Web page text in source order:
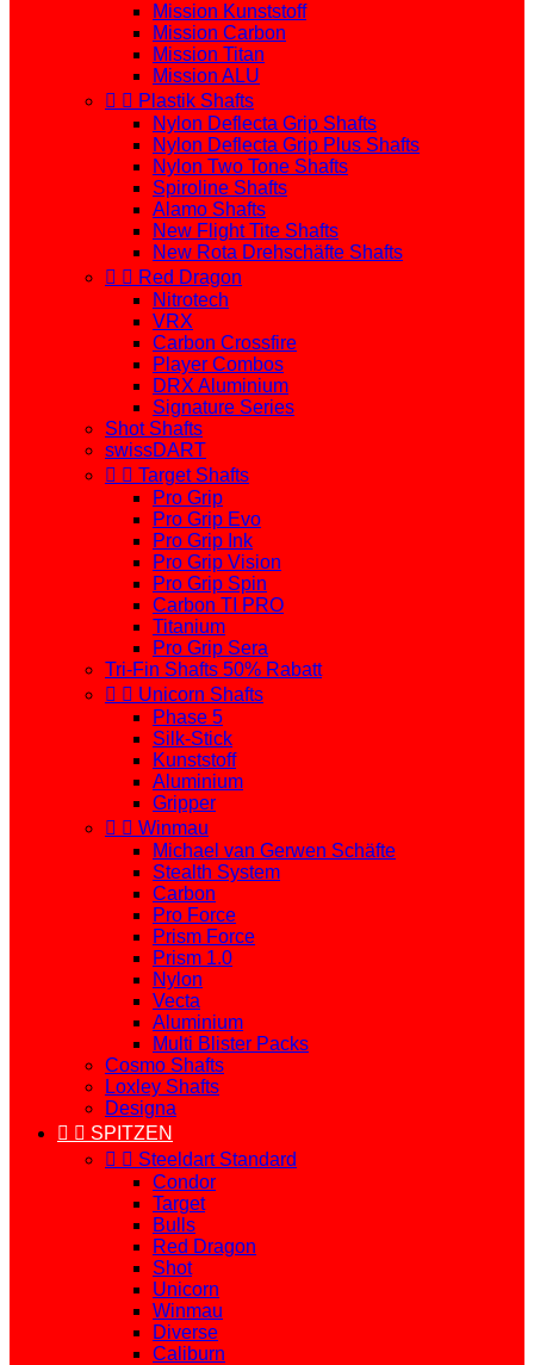
Mission Kunststoff
Mission Carbon
Mission Titan
Mission ALU
  Plastik Shafts
Nylon Deflecta Grip Shafts
Nylon Deflecta Grip Plus Shafts
Nylon Two Tone Shafts
Spiroline Shafts
Alamo Shafts
New Flight Tite Shafts
New Rota Drehschäfte Shafts
  Red Dragon
Nitrotech
VRX
Carbon Crossfire
Player Combos
DRX Aluminium
Signature Series
Shot Shafts
swissDART
  Target Shafts
Pro Grip
Pro Grip Evo
Pro Grip Ink
Pro Grip Vision
Pro Grip Spin
Carbon TI PRO
Titanium
Pro Grip Sera
Tri-Fin Shafts 50% Rabatt
  Unicorn Shafts
Phase 5
Silk-Stick
Kunststoff
Aluminium
Gripper
  Winmau
Michael van Gerwen Schäfte
Stealth System
Carbon
Pro Force
Prism Force
Prism 1.0
Nylon
Vecta
Aluminium
Multi Blister Packs
Cosmo Shafts
Loxley Shafts
Designa
  SPITZEN
  Steeldart Standard
Condor
Target
Bulls
Red Dragon
Shot
Unicorn
Winmau
Diverse
Caliburn